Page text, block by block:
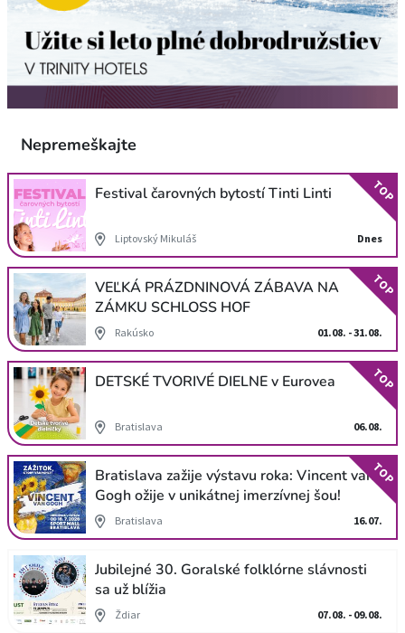
Nepremeškajte
Festival čarovných bytostí Tinti Linti
Liptovský Mikuláš Dnes
TOP
VEĽKÁ PRÁZDNINOVÁ ZÁBAVA NA
ZÁMKU SCHLOSS HOF
Rakúsko 01.08. - 31.08.
TOP
DETSKÉ TVORIVÉ DIELNE v Eurovea
Bratislava 06.08.
TOP
Bratislava zažije výstavu roka: Vincent van
Gogh ožije v unikátnej imerzívnej šou!
Bratislava 16.07.
TOP
Jubilejné 30. Goralské folklórne slávnosti
sa už blížia
Ždiar 07.08. - 09.08.